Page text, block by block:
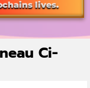
lives.
Ci-